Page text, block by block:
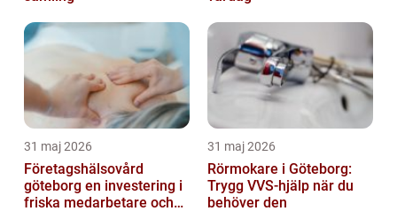
31 maj 2026
Företagshälsovård
göteborg en investering i
friska medarbetare och
31 maj 2026
Rörmokare i Göteborg:
Trygg VVS-hjälp när du
behöver den